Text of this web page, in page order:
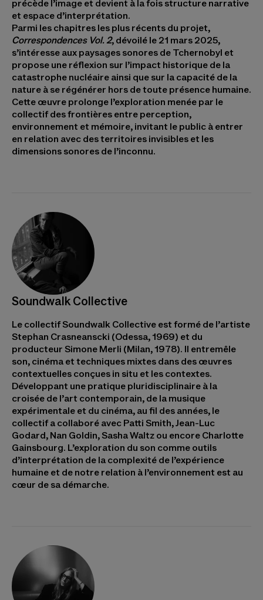
précède l’image et devient à la fois structure narrative
et espace d’interprétation.
Parmi les chapitres les plus récents du projet,
Correspondences Vol. 2, dévoilé le 21 mars 2025,
s’intéresse aux paysages sonores de Tchernobyl et
propose une réflexion sur l’impact historique de la
catastrophe nucléaire ainsi que sur la capacité de la
nature à se régénérer hors de toute présence humaine.
Cette œuvre prolonge l’exploration menée par le
collectif des frontières entre perception,
environnement et mémoire, invitant le public à entrer
en relation avec des territoires invisibles et les
dimensions sonores de l’inconnu.
Soundwalk Collective
Le collectif Soundwalk Collective est formé de l’artiste
Stephan Crasneanscki (Odessa, 1969) et du
producteur Simone Merli (Milan, 1978). Il entremêle
son, cinéma et techniques mixtes dans des œuvres
contextuelles conçues in situ et les contextes.
Développant une pratique pluridisciplinaire à la
croisée de l’art contemporain, de la musique
expérimentale et du cinéma, au fil des années, le
collectif a collaboré avec Patti Smith, Jean-Luc
Godard, Nan Goldin, Sasha Waltz ou encore Charlotte
Gainsbourg. L’exploration du son comme outils
d’interprétation de la complexité de l’expérience
humaine et de notre relation à l’environnement est au
cœur de sa démarche.